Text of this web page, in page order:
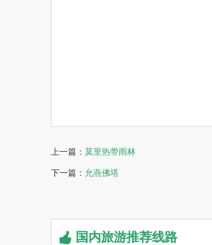
上一篇： 莫里热带雨林
下一篇： 允燕佛塔
国内旅游推荐线路